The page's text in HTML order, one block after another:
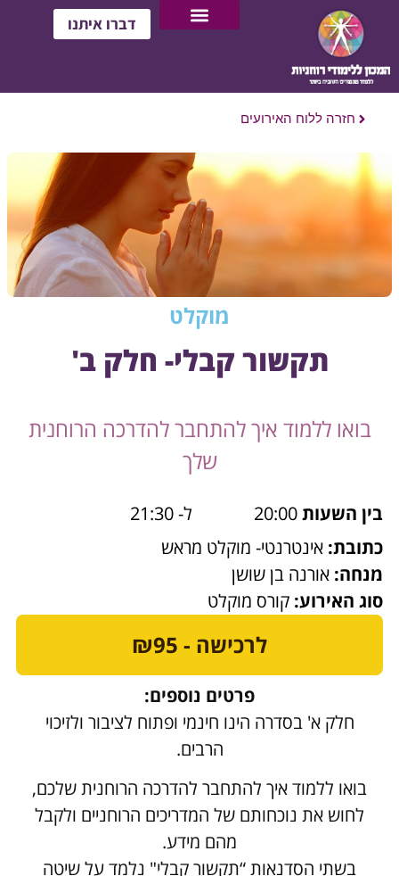
דברו איתנו
חזרה ללוח האירועים
מוקלט
תקשור קבלי- חלק ב'
בואו ללמוד איך להתחבר להדרכה הרוחנית
שלך
פרטים נוספים:
חלק א' בסדרה הינו חינמי ופתוח לציבור ולזיכוי
הרבים.
בואו ללמוד איך להתחבר להדרכה הרוחנית שלכם,
לחוש את נוכחותם של המדריכים הרוחניים ולקבל
מהם מידע.
בשתי הסדנאות “תקשור קבלי" נלמד על שיטה
בין השעות
ל- 21:30
כתובת: אינטרנטי- מוקלט מראש
מנחה: אורנה בן שושן
סוג האירוע: קורס מוקלט
לרכישה - ₪95